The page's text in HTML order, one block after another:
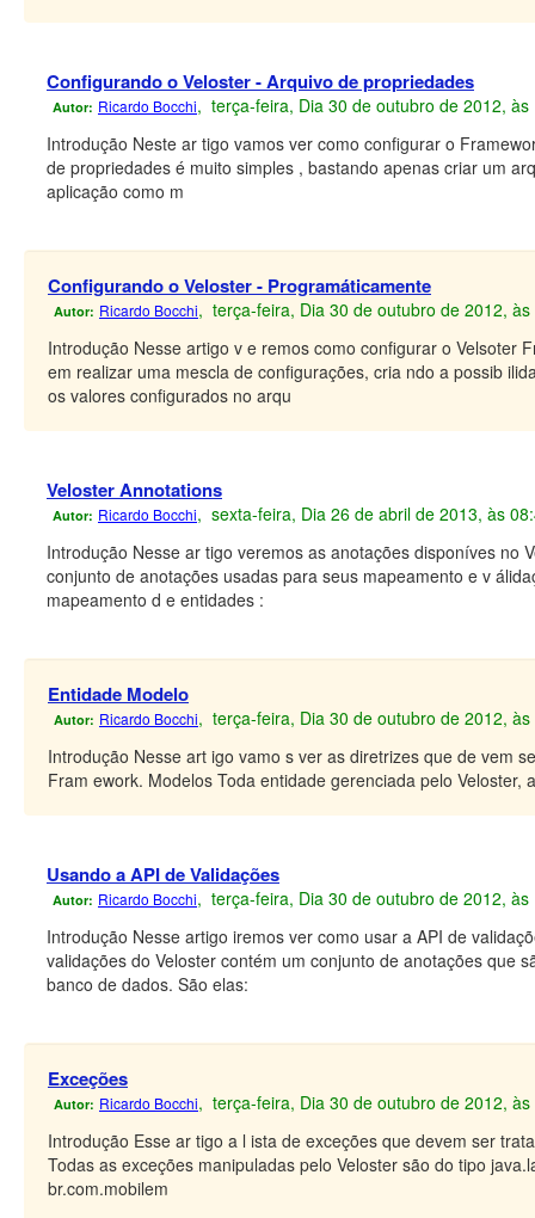
Configurando o Veloster - Arquivo de propriedades
Autor: Ricardo Bocchi, terça-feira, Dia 30 de outubro de 2012,
Introdução Neste ar tigo vamos ver como configurar o
de propriedades é muito simples , bastando apenas criar um
aplicação como m
Configurando o Veloster - Programáticamente
Autor: Ricardo Bocchi, terça-feira, Dia 30 de outubro de 2012,
Introdução Nesse artigo v e remos como configurar o Velsoter
em realizar uma mescla de configurações, cria ndo a possib
os valores configurados no arqu
Veloster Annotations
Autor: Ricardo Bocchi, sexta-feira, Dia 26 de abril de 2013, às
Introdução Nesse ar tigo veremos as anotações disponíves no
conjunto de anotações usadas para seus mapeamento e v
mapeamento d e entidades :
Entidade Modelo
Autor: Ricardo Bocchi, terça-feira, Dia 30 de outubro de 2012,
Introdução Nesse art igo vamo s ver as diretrizes que de vem
Fram ework. Modelos Toda entidade gerenciada pelo
Usando a API de Validações
Autor: Ricardo Bocchi, terça-feira, Dia 30 de outubro de 2012,
Introdução Nesse artigo iremos ver como usar a API de
validações do Veloster contém um conjunto de anotações que
banco de dados. São elas:
Exceções
Autor: Ricardo Bocchi, terça-feira, Dia 30 de outubro de 2012,
Introdução Esse ar tigo a l ista de exceções que devem ser
Todas as exceções manipuladas pelo Veloster são do tipo
br.com.mobilem